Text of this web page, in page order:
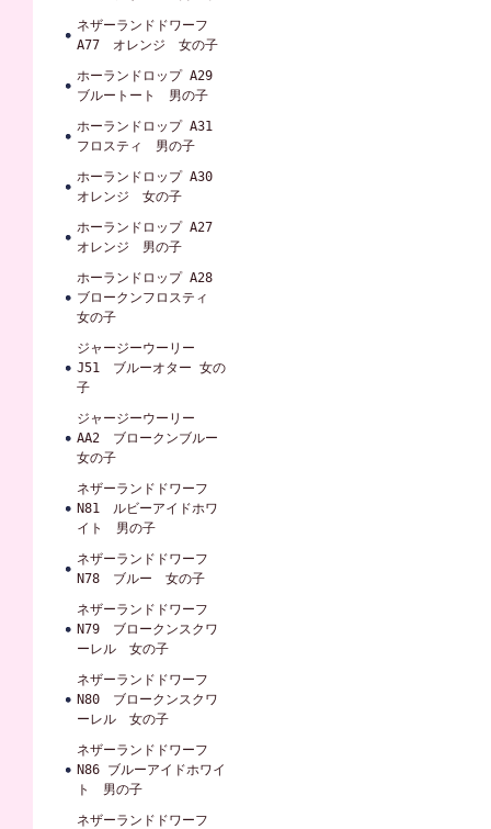
ネザーランドドワーフ
A77 オレンジ 女の子
ホーランドロップ A29
ブルートート 男の子
ホーランドロップ A31
フロスティ 男の子
ホーランドロップ A30
オレンジ 女の子
ホーランドロップ A27
オレンジ 男の子
ホーランドロップ A28
ブロークンフロスティ
女の子
ジャージーウーリー
J51 ブルーオター 女の
子
ジャージーウーリー
AA2 ブロークンブルー
女の子
ネザーランドドワーフ
N81 ルビーアイドホワ
イト 男の子
ネザーランドドワーフ
N78 ブルー 女の子
ネザーランドドワーフ
N79 ブロークンスクワ
ーレル 女の子
ネザーランドドワーフ
N80 ブロークンスクワ
ーレル 女の子
ネザーランドドワーフ
N86 ブルーアイドホワイ
ト 男の子
ネザーランドドワーフ